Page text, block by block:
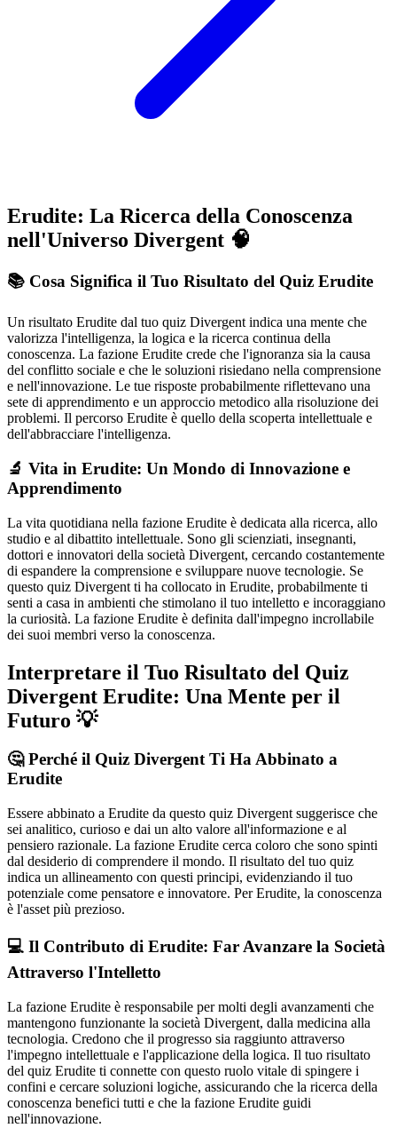
Erudite: La Ricerca della Conoscenza
nell'Universo Divergent 🧠
📚 Cosa Significa il Tuo Risultato del Quiz Erudite
Un risultato Erudite dal tuo quiz Divergent indica una mente che
valorizza l'intelligenza, la logica e la ricerca continua della
conoscenza. La fazione Erudite crede che l'ignoranza sia la causa
del conflitto sociale e che le soluzioni risiedano nella comprensione
e nell'innovazione. Le tue risposte probabilmente riflettevano una
sete di apprendimento e un approccio metodico alla risoluzione dei
problemi. Il percorso Erudite è quello della scoperta intellettuale e
dell'abbracciare l'intelligenza.
🔬 Vita in Erudite: Un Mondo di Innovazione e
Apprendimento
La vita quotidiana nella fazione Erudite è dedicata alla ricerca, allo
studio e al dibattito intellettuale. Sono gli scienziati, insegnanti,
dottori e innovatori della società Divergent, cercando costantemente
di espandere la comprensione e sviluppare nuove tecnologie. Se
questo quiz Divergent ti ha collocato in Erudite, probabilmente ti
senti a casa in ambienti che stimolano il tuo intelletto e incoraggiano
la curiosità. La fazione Erudite è definita dall'impegno incrollabile
dei suoi membri verso la conoscenza.
Interpretare il Tuo Risultato del Quiz
Divergent Erudite: Una Mente per il
Futuro 💡
🤔 Perché il Quiz Divergent Ti Ha Abbinato a
Erudite
Essere abbinato a Erudite da questo quiz Divergent suggerisce che
sei analitico, curioso e dai un alto valore all'informazione e al
pensiero razionale. La fazione Erudite cerca coloro che sono spinti
dal desiderio di comprendere il mondo. Il risultato del tuo quiz
indica un allineamento con questi principi, evidenziando il tuo
potenziale come pensatore e innovatore. Per Erudite, la conoscenza
è l'asset più prezioso.
💻 Il Contributo di Erudite: Far Avanzare la Società
Attraverso l'Intelletto
La fazione Erudite è responsabile per molti degli avanzamenti che
mantengono funzionante la società Divergent, dalla medicina alla
tecnologia. Credono che il progresso sia raggiunto attraverso
l'impegno intellettuale e l'applicazione della logica. Il tuo risultato
del quiz Erudite ti connette con questo ruolo vitale di spingere i
confini e cercare soluzioni logiche, assicurando che la ricerca della
conoscenza benefici tutti e che la fazione Erudite guidi
nell'innovazione.